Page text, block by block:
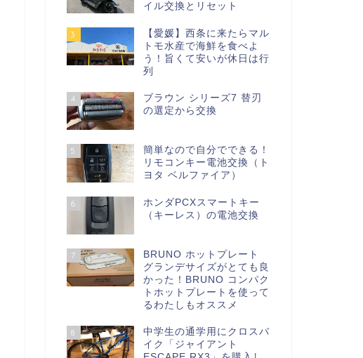
イル交換とリセット
3
【愛媛】西条に来たらマル
トモ水産で海鮮を食べよ
う！旨くて安いが休日は行
列
4
ブラウン シリーズ7 替刃
の選定から交換
5
簡単なので自分でできる！
リモコンキー電池交換（ト
ヨタ ベルファイア）
6
ホンダPCXスマートキー
（キーレス）の電池交換
7
BRUNO ホットプレート
グランデサイズがとても良
かった！BRUNO コンパク
トホットプレートを使って
るわたしもオススメ
8
中学生の通学用にクロスバ
イク「ジャイアント